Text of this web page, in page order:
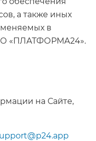
а также иных
в
«ПЛАТФОРМА24».
на Сайте,